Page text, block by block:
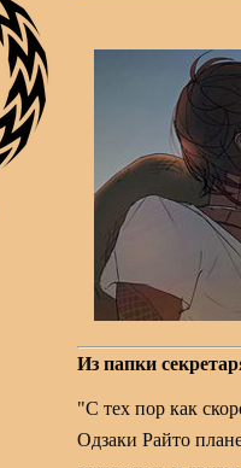
Из папки
"С тех пор как
Одзаки Райто